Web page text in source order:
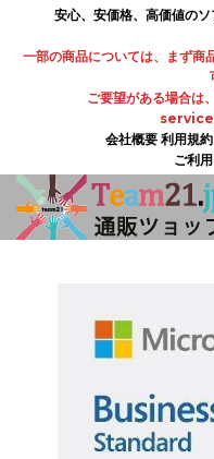
安心、安価格、高価値の
一部の商品については、まず商
ご要望がある場合は
会社概要 利用規約
ご利